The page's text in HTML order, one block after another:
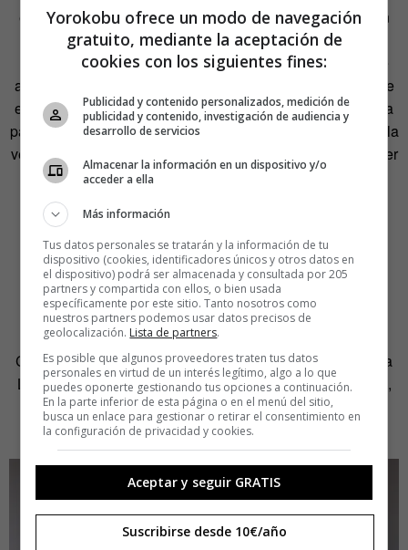
explicaba Milá el nacimiento de esta idea—. Nos faltaban
elementos para dar a los espacios una estética más
actualizada. Un día encontré un globo y me gustó. No fue
algo dibujado por mí, sino que ya existía. Entonces traté de
encontrarle una aplicación y fue esta: meterlo en una cesta
para poder transportarlo de un sitio a otro. Enseguida hice la
versión pequeña, pero de esa sí que tuve que mandar hacer
Gracias a esa libertad de transportarla y colocarla donde
quisiera que su diseño permitía al usuario, Miguel Milá
definía a su lámpara Cesta como una «linterna mágica».
Lámpara Lorosae
Creada en 1999 porÁlvaro Sizapara la firma Reggiani, la
Lorosae (cuyo significado es ‘lugar donde nace el sol’) es,
en realidad, un reflejo de la arquitectura de Siza: limpia y
directa, precisa y sutil.
Yorokobu ofrece un modo de navegación
gratuito, mediante la aceptación de
cookies con los siguientes fines:
Publicidad y contenido personalizados, medición de
publicidad y contenido, investigación de audiencia y
desarrollo de servicios
Almacenar la información en un dispositivo y/o
acceder a ella
Más información
Tus datos personales se tratarán y la información de tu
dispositivo (cookies, identificadores únicos y otros datos en
el dispositivo) podrá ser almacenada y consultada por 205
partners y compartida con ellos, o bien usada
específicamente por este sitio. Tanto nosotros como
nuestros partners podemos usar datos precisos de
geolocalización. Lista de partners.
Es posible que algunos proveedores traten tus datos
personales en virtud de un interés legítimo, algo a lo que
puedes oponerte gestionando tus opciones a continuación.
En la parte inferior de esta página o en el menú del sitio,
busca un enlace para gestionar o retirar el consentimiento en
la configuración de privacidad y cookies.
Aceptar y seguir GRATIS
Suscribirse desde 10€/año